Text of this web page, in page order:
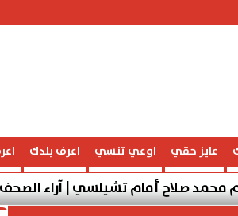
عايز حقي اوعي تنسي اعرف بلدك
تشيلسي | آراء الصحف الإنجليزية